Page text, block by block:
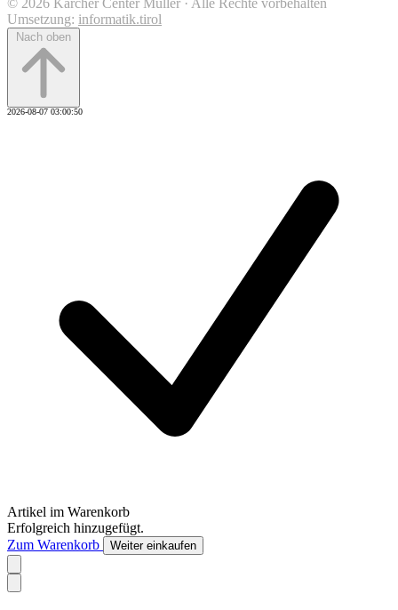
© 2026 Kärcher Center Müller · Alle Rechte vorbehalten
Umsetzung: informatik.tirol
Nach oben
2026-08-07 03:00:50
Artikel im Warenkorb
Erfolgreich hinzugefügt.
Zum Warenkorb
Weiter einkaufen